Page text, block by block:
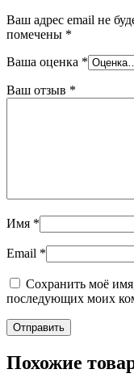
Ваш адрес email не
помечены *
Ваша оценка *
Ваш отзыв *
Имя *
Email *
Сохранить моё
последующих моих
Похожие